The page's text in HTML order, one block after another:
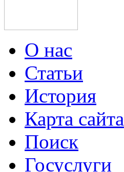
О нас
Статьи
История
Карта сайта
Поиск
Госуслуги